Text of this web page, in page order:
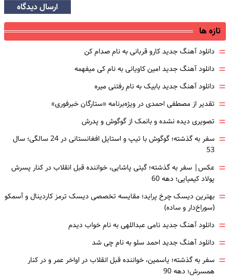
ارسال دیدگاه
تازه ها
= دانلود آهنگ جدید کارو قربانی به نام صدام کن
= دانلود آهنگ جدید امین کاویانی به نام کی میفهمه
= دانلود آهنگ جدید بابیک به نام رفتنی میره
= تقدیر از مصطفی احمدی در ویژه‌برنامه «ستارگان خبرفوری»
= تصویری دیده نشده و بانمک از گوگوش و پدرش
=
سفر به گذشته؛ گوگوش با تیپ و استایل افغانستانی در 24 سالگی؛ سال
53
= عکس| سفر به گذشته؛ گیتی پاشایی، خواننده قبل انقلاب در کنار پسرش
پولاد کیمیایی؛ دهه 60
= بهترین دیسک چرخ پراید؛ مقایسه تخصصی دیسک ترمز کاردینال و آسمکو
(سوراخ‌دار و ساده)
= دانلود آهنگ جدید نامی عبداللهی به نام خواب دیدم
= دانلود آهنگ جدید احمد سلو به نام چی شد
= سفر به گذشته؛ یاسمین، خواننده قبل انقلاب در اواخر عمر و در کنار
همسرش؛ دهه 90